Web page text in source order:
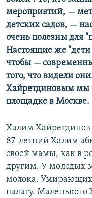
мероприятий, —
детских садов, —
очень полезны для
Настоящие же
чтобы —
того, что видели
Хайретдиновым мы
площадке в Москве.
Халим Хайретдинов
87-летний Халим
своей мамы, как в
другим. У молодых
молока. Умирающих
палату. Маленького